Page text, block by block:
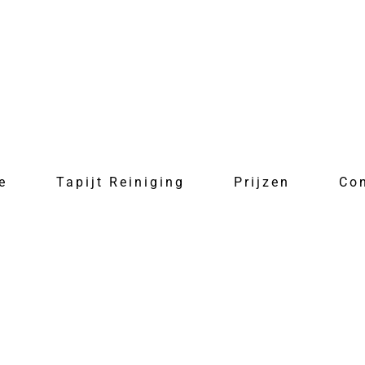
Tapijt Reiniging Prijzen